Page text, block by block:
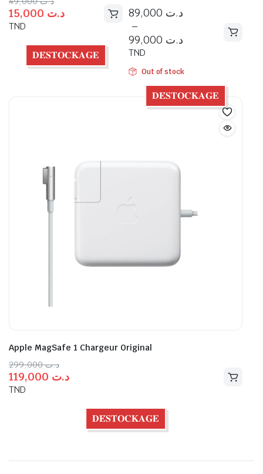
د.ت
TND
𝐃𝐄́𝐒𝐓𝐎𝐂𝐊𝐀𝐆𝐄
د.ت
–
د.ت
TND
Out of stock
𝐃𝐄́𝐒𝐓𝐎𝐂𝐊𝐀𝐆𝐄
Apple MagSafe 1 Chargeur Original
د.ت299,000
د.ت
TND
𝐃𝐄́𝐒𝐓𝐎𝐂𝐊𝐀𝐆𝐄